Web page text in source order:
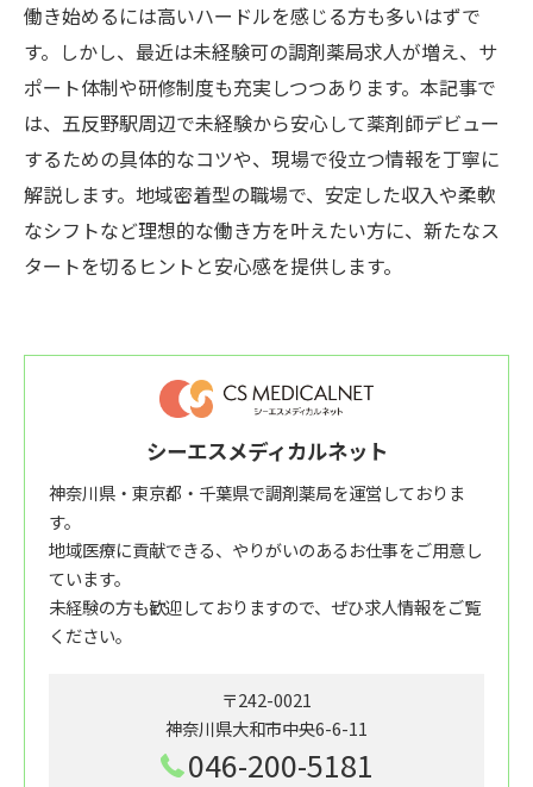
働き始めるには高いハードルを感じる方も多いはずで
す。しかし、最近は未経験可の調剤薬局求人が増え、サ
ポート体制や研修制度も充実しつつあります。本記事で
は、五反野駅周辺で未経験から安心して薬剤師デビュー
するための具体的なコツや、現場で役立つ情報を丁寧に
解説します。地域密着型の職場で、安定した収入や柔軟
なシフトなど理想的な働き方を叶えたい方に、新たなス
タートを切るヒントと安心感を提供します。
シーエスメディカルネット
神奈川県・東京都・千葉県で調剤薬局を運営しておりま
す。
地域医療に貢献できる、やりがいのあるお仕事をご用意し
ています。
未経験の方も歓迎しておりますので、ぜひ求人情報をご覧
ください。
〒242-0021
神奈川県大和市中央6-6-11
046-200-5181